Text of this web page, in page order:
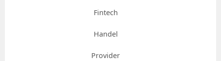
Fintech
Handel
Provider